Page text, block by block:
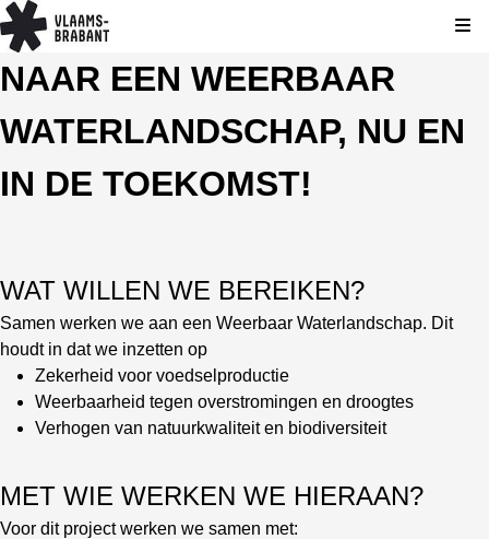
NAAR EEN WEERBAAR
WATERLANDSCHAP, NU EN
IN DE TOEKOMST!
WAT WILLEN WE BEREIKEN?
Samen werken we aan een Weerbaar Waterlandschap. Dit
houdt in dat we inzetten op
Zekerheid voor voedselproductie
Weerbaarheid tegen overstromingen en droogtes
Verhogen van natuurkwaliteit en biodiversiteit
MET WIE WERKEN WE HIERAAN?
Voor dit project werken we samen met: